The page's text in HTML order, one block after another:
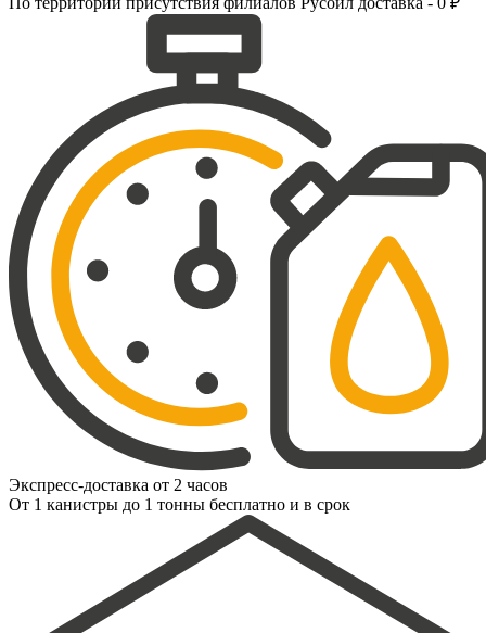
Экспресс-доставка от 2 часов
От 1 канистры до 1 тонны бесплатно и в срок